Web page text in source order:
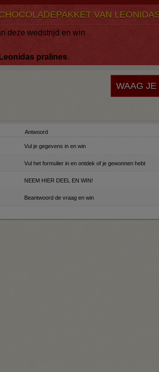
VAN
deze wedstrijd en win
Leonidas pralines.
WAAG JE
Antwoord
Vul je gegevens in en win
Vul het formulier in en ontdek of je gewonnen hebt
NEEM HIER DEEL EN WIN!
Beantwoord de vraag en win